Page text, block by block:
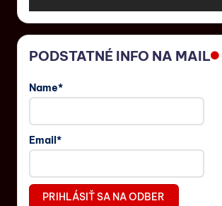
PODSTATNÉ INFO NA MAIL
Name*
Email*